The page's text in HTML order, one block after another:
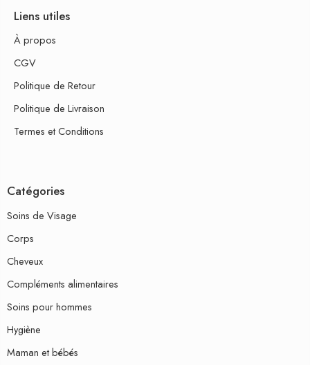
Liens utiles
À propos
CGV
Politique de Retour
Politique de Livraison
Termes et Conditions
Catégories
Soins de Visage
Corps
Cheveux
Compléments alimentaires
Soins pour hommes
Hygiène
Maman et bébés